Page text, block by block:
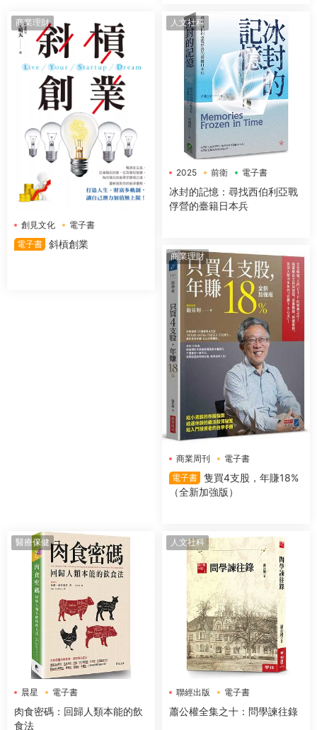
商業理財
創見文化
電子書
電子書 斜槓創業
人文社科
2025 前衛 電子書
冰封的記憶：尋找西伯利亞戰
俘營的臺籍日本兵
商業理財
商業周刊
電子書
電子書 隻買4支股，年賺18%
（全新加強版）
醫療保健
晨星 電子書
肉食密碼：回歸人類本能的飲
食法
人文社科
聯經出版 電子書
蕭公權全集之十：問學諫往錄